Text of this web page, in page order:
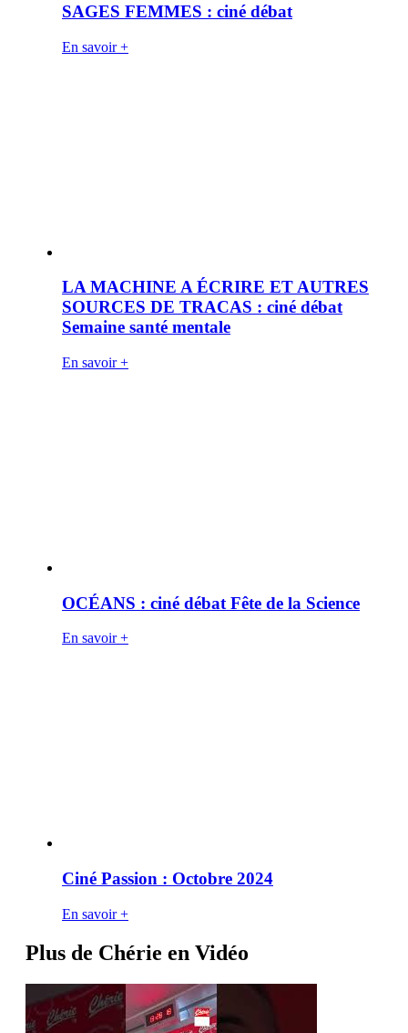
SAGES FEMMES : ciné débat
En savoir +
LA MACHINE A ÉCRIRE ET AUTRES
SOURCES DE TRACAS : ciné débat
Semaine santé mentale
En savoir +
OCÉANS : ciné débat Fête de la Science
En savoir +
Ciné Passion : Octobre 2024
En savoir +
Plus de Chérie en Vidéo